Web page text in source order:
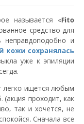
называется «Fito
средство для
и
кожи сохранялась
уже к эпиляции
легко ищется любым
(акция проходит, как
так и хочется, не
Сначала все